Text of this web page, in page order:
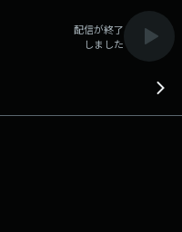
配信が終了
しました